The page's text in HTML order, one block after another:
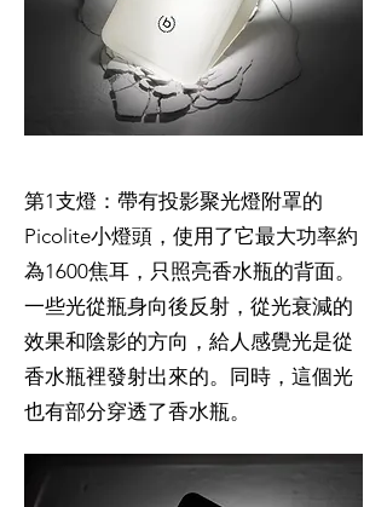
第1支燈：帶有投影聚光燈附罩的
Picolite小燈頭，使用了它最大功率約
為1600焦耳，只照亮香水瓶的背面。
一些光從瓶身向後反射，從光衰減的
效果和陰影的方向，給人感覺光是從
香水瓶裡發射出來的。同時，這個光
也有部分穿透了香水瓶。